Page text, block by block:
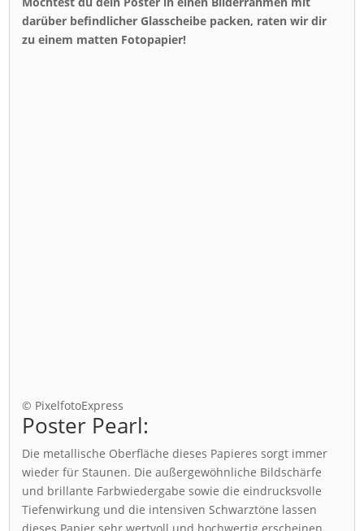
darüber befindlicher Glasscheibe packen, raten wir dir
zu einem matten Fotopapier!
© PixelfotoExpress
Poster Pearl:
Die metallische Oberfläche dieses Papieres sorgt immer
wieder für Staunen. Die außergewöhnliche Bildschärfe
und brillante Farbwiedergabe sowie die eindrucksvolle
Tiefenwirkung und die intensiven Schwarztöne lassen